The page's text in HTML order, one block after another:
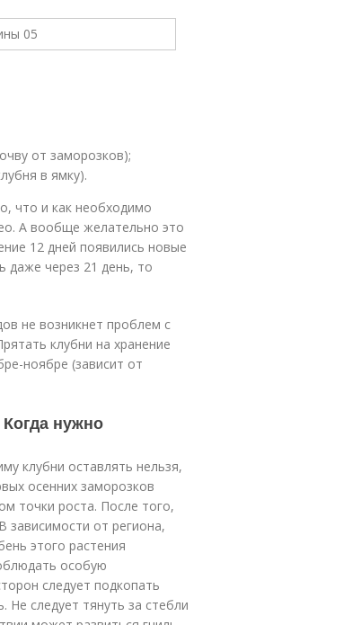
от заморозков);
в ямку).
что и как необходимо
А вообще желательно это
12 дней появились новые
даже через 21 день, то
не возникнет проблем с
клубни на хранение
ноябре (зависит от
нужно
клубни оставлять нельзя,
осенних заморозков
точки роста. После того,
от региона,
этого растения
особую
следует подкопать
Не следует тянуть за стебли